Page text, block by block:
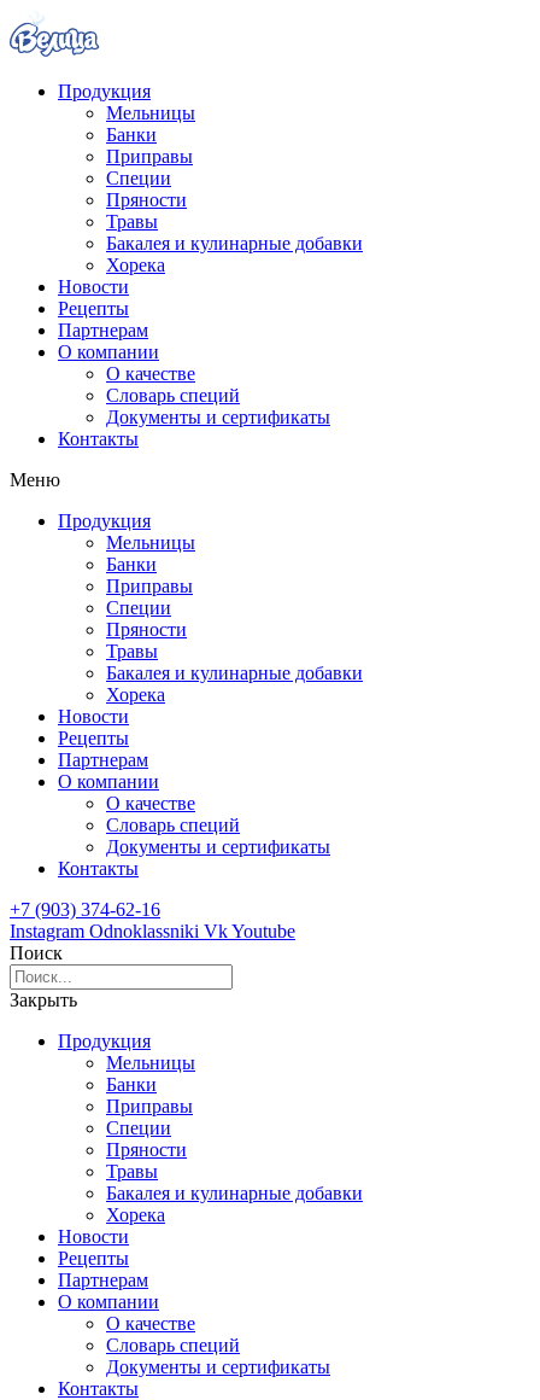
Продукция
Мельницы
Банки
Приправы
Специи
Пряности
Травы
Бакалея и кулинарные добавки
Хорека
Новости
Рецепты
Партнерам
О компании
О качестве
Словарь специй
Документы и сертификаты
Контакты
Меню
Продукция
Мельницы
Банки
Приправы
Специи
Пряности
Травы
Бакалея и кулинарные добавки
Хорека
Новости
Рецепты
Партнерам
О компании
О качестве
Словарь специй
Документы и сертификаты
Контакты
+7 (903) 374-62-16
Instagram Odnoklassniki VkYoutube
Поиск
Закрыть
Продукция
Мельницы
Банки
Приправы
Специи
Пряности
Травы
Бакалея и кулинарные добавки
Хорека
Новости
Рецепты
Партнерам
О компании
О качестве
Словарь специй
Документы и сертификаты
Контакты